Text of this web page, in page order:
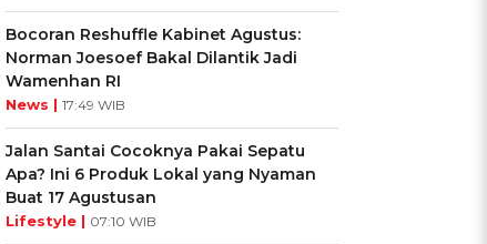
Bocoran Reshuffle Kabinet Agustus:
Norman Joesoef Bakal Dilantik Jadi
Wamenhan RI
News | 17:49 WIB
Jalan Santai Cocoknya Pakai Sepatu
Apa? Ini 6 Produk Lokal yang Nyaman
Buat 17 Agustusan
Lifestyle | 07:10 WIB